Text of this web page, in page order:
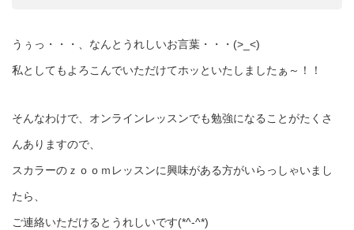
うぅっ・・・、なんとうれしいお言葉・・・(>_<)
私としてもよろこんでいただけてホッといたしましたぁ～！！
そんなわけで、オンラインレッスンでも勉強になることがたくさ
んありますので、
スカラーのｚｏｏｍレッスンに興味がある方がいらっしゃいまし
たら、
ご連絡いただけるとうれしいです(*^-^*)